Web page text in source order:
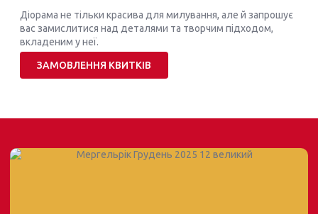
Діорама не тільки красива для милування, але й запрошує
вас замислитися над деталями та творчим підходом,
вкладеним у неї.
ЗАМОВЛЕННЯ КВИТКІВ